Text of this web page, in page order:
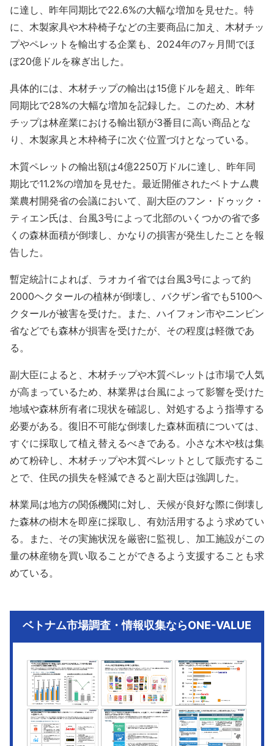
に達し、昨年同期比で22.6%の大幅な増加を見せた。特
に、木製家具や木枠椅子などの主要商品に加え、木材チッ
プやペレットを輸出する企業も、2024年の7ヶ月間でほ
ぼ20億ドルを稼ぎ出した。
具体的には、木材チップの輸出は15億ドルを超え、昨年
同期比で28%の大幅な増加を記録した。このため、木材
チップは林産業における輸出額が3番目に高い商品とな
り、木製家具と木枠椅子に次ぐ位置づけとなっている。
木質ペレットの輸出額は4億2250万ドルに達し、昨年同
期比で11.2%の増加を見せた。最近開催されたベトナム農
業農村開発省の会議において、副大臣のフン・ドゥック・
ティエン氏は、台風3号によって北部のいくつかの省で多
くの森林面積が倒壊し、かなりの損害が発生したことを報
告した。
暫定統計によれば、ラオカイ省では台風3号によって約
2000ヘクタールの植林が倒壊し、バクザン省でも5100ヘ
クタールが被害を受けた。また、ハイフォン市やニンビン
省などでも森林が損害を受けたが、その程度は軽微であ
る。
副大臣によると、木材チップや木質ペレットは市場で人気
が高まっているため、林業界は台風によって影響を受けた
地域や森林所有者に現状を確認し、対処するよう指導する
必要がある。復旧不可能な倒壊した森林面積については、
すぐに採取して植え替えるべきである。小さな木や枝は集
めて粉砕し、木材チップや木質ペレットとして販売するこ
とで、住民の損失を軽減できると副大臣は強調した。
林業局は地方の関係機関に対し、天候が良好な際に倒壊し
た森林の樹木を即座に採取し、有効活用するよう求めてい
る。また、その実施状況を厳密に監視し、加工施設がこの
量の林産物を買い取ることができるよう支援することも求
めている。
ベトナム市場調査・情報収集ならONE-VALUE